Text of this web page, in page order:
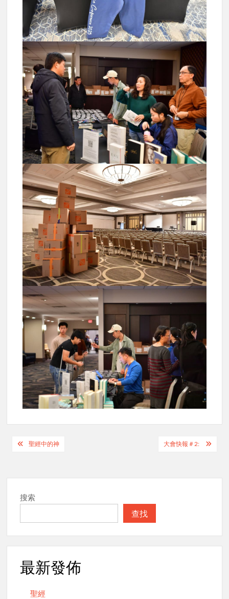
Post聖經中的神 大會快報＃2:
搜索
查找
最新發佈
聖經